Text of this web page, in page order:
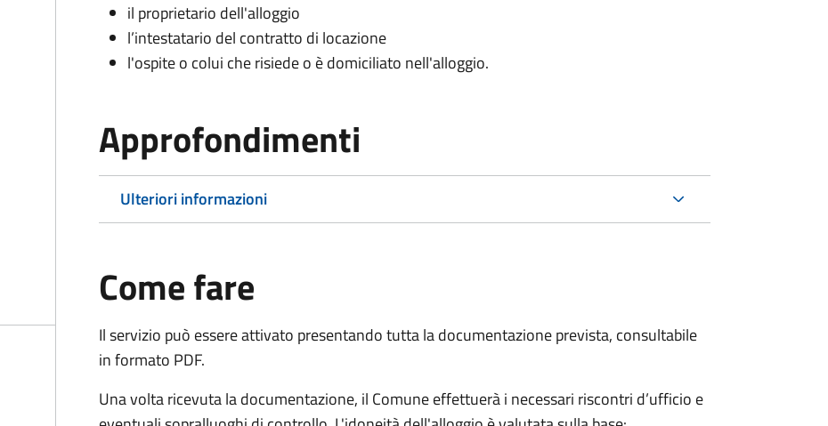
il proprietario dell'alloggio
l’intestatario del contratto di locazione
l'ospite o colui che risiede o è domiciliato nell'alloggio.
Approfondimenti
Ulteriori informazioni
Come fare
Il servizio può essere attivato presentando tutta la documentazione prevista, consultabile
in formato PDF.
Una volta ricevuta la documentazione, il Comune effettuerà i necessari riscontri d’ufficio e